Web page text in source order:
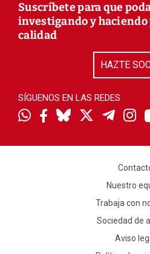
Suscríbete para que
investigando y
calidad
HAZTE
SÍGUENOS EN LAS REDES
Nuestro
Trabaja con
Sociedad de
Aviso